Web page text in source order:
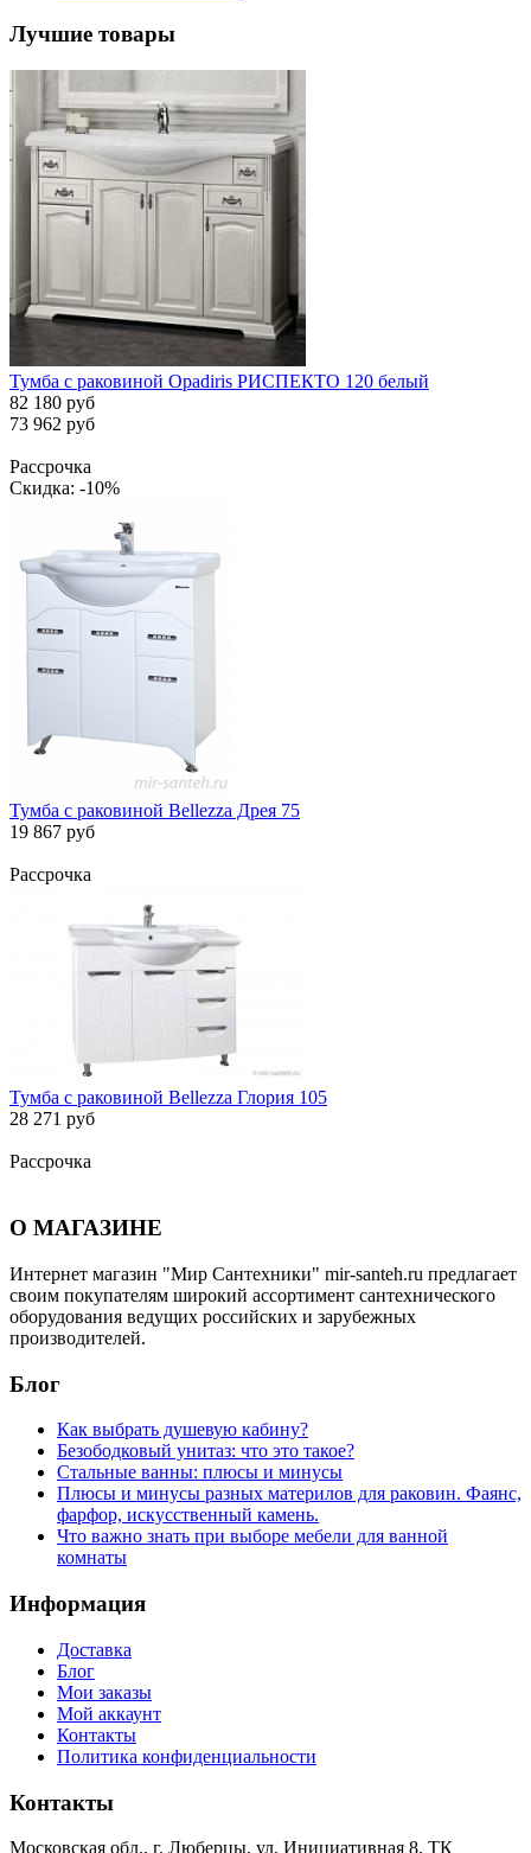
Лучшие товары
Тумба с раковиной Opadiris РИСПЕКТО 120 белый
82 180 руб
73 962 руб
Рассрочка
Скидка: -10%
Тумба с раковиной Bellezza Дрея 75
19 867 руб
Рассрочка
Тумба с раковиной Bellezza Глория 105
28 271 руб
Рассрочка
О МАГАЗИНЕ
Интернет магазин "Мир Сантехники" mir-santeh.ru предлагает
своим покупателям широкий ассортимент сантехнического
оборудования ведущих российских и зарубежных
производителей.
Блог
Как выбрать душевую кабину?
Безободковый унитаз: что это такое?
Стальные ванны: плюсы и минусы
Плюсы и минусы разных материлов для раковин. Фаянс,
фарфор, искусственный камень.
Что важно знать при выборе мебели для ванной
комнаты
Информация
Доставка
Блог
Мои заказы
Мой аккаунт
Контакты
Политика конфиденциальности
Контакты
Московская обл., г. Люберцы, ул. Инициативная 8, ТК